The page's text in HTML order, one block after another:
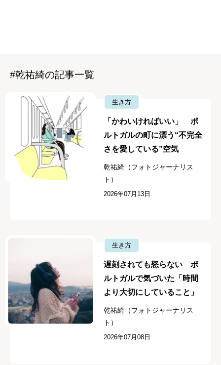
#乾祐綺の記事一覧
生き方
「かわいければいい」 ポ
ルトガルの町に漂う“不完全
さを愛している”空気
乾祐綺（フォトジャーナリス
ト）
2026年07月13日
生き方
遅刻されても怒らない ポ
ルトガルで気づいた「時間
より大切にしていること」
乾祐綺（フォトジャーナリス
ト）
2026年07月08日